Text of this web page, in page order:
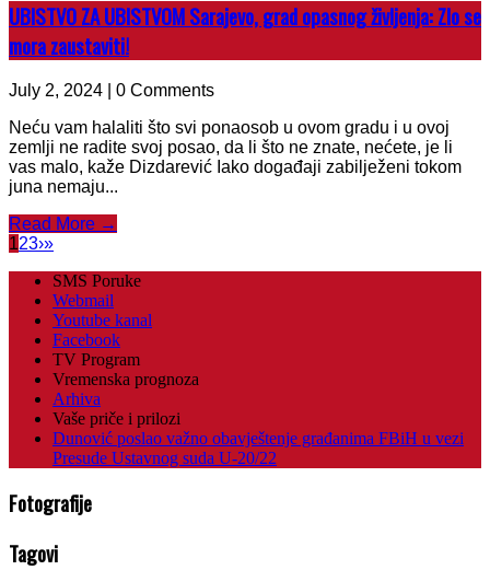
UBISTVO ZA UBISTVOM Sarajevo, grad opasnog življenja: Zlo se
mora zaustaviti!
July 2, 2024 | 0 Comments
Neću vam halaliti što svi ponaosob u ovom gradu i u ovoj
zemlji ne radite svoj posao, da li što ne znate, nećete, je li
vas malo, kaže Dizdarević Iako događaji zabilježeni tokom
juna nemaju...
Read More →
123›»
SMS Poruke
Webmail
Youtube kanal
Facebook
TV Program
Vremenska prognoza
Arhiva
Vaše priče i prilozi
Dunović poslao važno obavještenje građanima FBiH u vezi
Presude Ustavnog suda U-20/22
Fotografije
Tagovi